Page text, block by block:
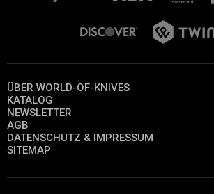
ÜBER WORLD-OF-KNIVES
KATALOG
NEWSLETTER
AGB
DATENSCHUTZ & IMPRESSUM
SITEMAP